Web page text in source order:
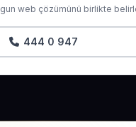
web çözümünü birlikte
444 0 947